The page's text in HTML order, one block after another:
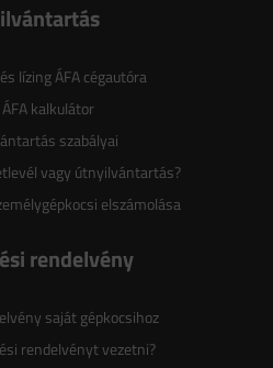
lízing ÁFA cégautóra
kalkulátor
szabályai
vagy útnyilvántartás?
elszámolása
rendelvény
saját gépkocsihoz
rendelvényt vezetni?